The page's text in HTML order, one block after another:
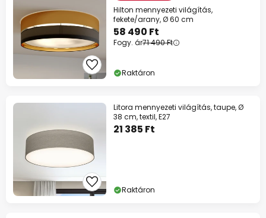
Hilton mennyezeti világítás,
fekete/arany, Ø 60 cm
58 490 Ft
Fogy. ár71 490 Ft
Raktáron
Litora mennyezeti világítás, taupe, Ø
38 cm, textil, E27
21 385 Ft
Raktáron